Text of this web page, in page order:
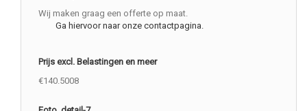
Wij maken graag een offerte op maat.
Ga hiervoor naar onze contactpagina.
Prijs excl. Belastingen en meer
€140.5008